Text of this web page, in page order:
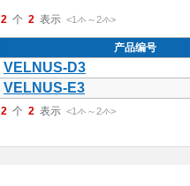
2 2 <1件 ～2件>
产品编号
VELNUS-D3
VELNUS-E3
2 2 <1件 ～2件>